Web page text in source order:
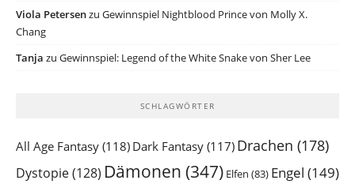
Viola Petersenzu Gewinnspiel Nightblood Prince von Molly X.
Chang
Tanja zu Gewinnspiel: Legend of the White Snake von Sher Lee
SCHLAGWÖRTER
All Age Fantasy (118) Dark Fantasy (117) Drachen (178)
Dystopie(128) Dämonen (347) Elfen (83) Engel (149)